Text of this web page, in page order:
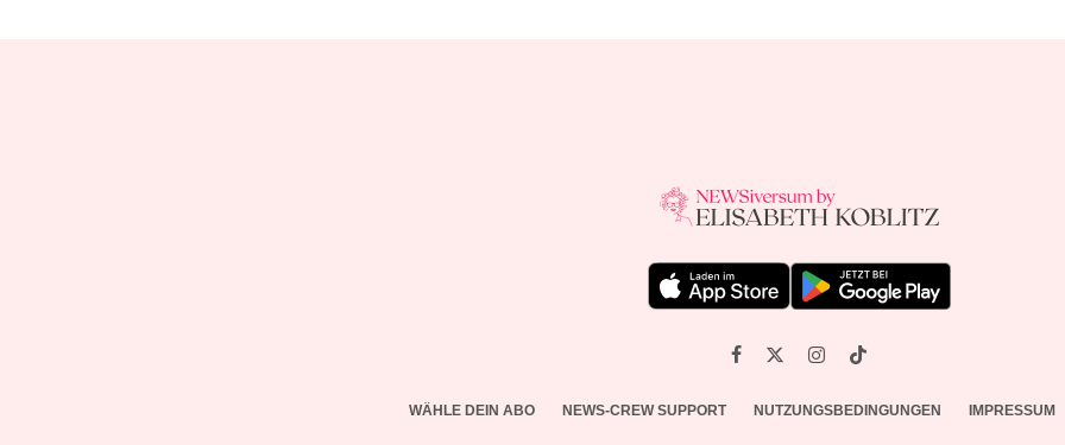
WÄHLE DEIN ABO NEWS-CREW SUPPORT NUTZUNGSBEDINGUNGEN IMPRESSUM